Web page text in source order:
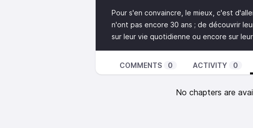
Pour s'en convaincre, le mieux, c'est
n'ont pas encore 30 ans ; de découvrir
sur leur vie quotidienne ou encore sur
COMMENTS 0 ACTIVITY 0
No chapters are